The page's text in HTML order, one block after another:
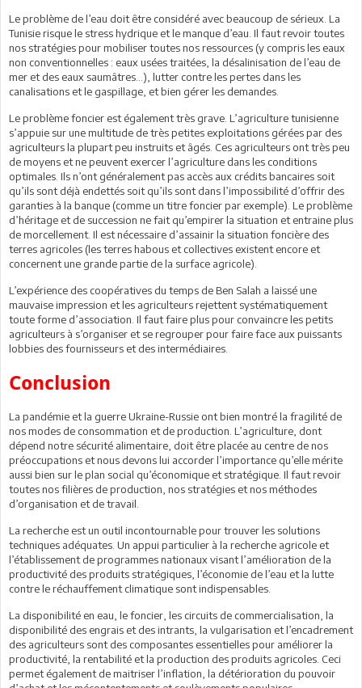
Le problème de l’eau doit être considéré avec beaucoup de sérieux. La
Tunisie risque le stress hydrique et le manque d’eau. Il faut revoir toutes
nos stratégies pour mobiliser toutes nos ressources (y compris les eaux
non conventionnelles : eaux usées traitées, la désalinisation de l’eau de
mer et des eaux saumâtres…), lutter contre les pertes dans les
canalisations et le gaspillage, et bien gérer les demandes.
Le problème foncier est également très grave. L’agriculture tunisienne
s’appuie sur une multitude de très petites exploitations gérées par des
agriculteurs la plupart peu instruits et âgés. Ces agriculteurs ont très peu
de moyens et ne peuvent exercer l’agriculture dans les conditions
optimales. Ils n’ont généralement pas accès aux crédits bancaires soit
qu’ils sont déjà endettés soit qu’ils sont dans l’impossibilité d’offrir des
garanties à la banque (comme un titre foncier par exemple). Le problème
d’héritage et de succession ne fait qu’empirer la situation et entraine plus
de morcellement. Il est nécessaire d’assainir la situation foncière des
terres agricoles (les terres habous et collectives existent encore et
concernent une grande partie de la surface agricole).
L’expérience des coopératives du temps de Ben Salah a laissé une
mauvaise impression et les agriculteurs rejettent systématiquement
toute forme d’association. Il faut faire plus pour convaincre les petits
agriculteurs à s’organiser et se regrouper pour faire face aux puissants
lobbies des fournisseurs et des intermédiaires.
Conclusion
La pandémie et la guerre Ukraine-Russie ont bien montré la fragilité de
nos modes de consommation et de production. L’agriculture, dont
dépend notre sécurité alimentaire, doit être placée au centre de nos
préoccupations et nous devons lui accorder l’importance qu’elle mérite
aussi bien sur le plan social qu’économique et stratégique. Il faut revoir
toutes nos filières de production, nos stratégies et nos méthodes
d’organisation et de travail.
La recherche est un outil incontournable pour trouver les solutions
techniques adéquates. Un appui particulier à la recherche agricole et
l’établissement de programmes nationaux visant l’amélioration de la
productivité des produits stratégiques, l’économie de l’eau et la lutte
contre le réchauffement climatique sont indispensables.
La disponibilité en eau, le foncier, les circuits de commercialisation, la
disponibilité des engrais et des intrants, la vulgarisation et l’encadrement
des agriculteurs sont des composantes essentielles pour améliorer la
productivité, la rentabilité et la production des produits agricoles. Ceci
permet également de maitriser l’inflation, la détérioration du pouvoir